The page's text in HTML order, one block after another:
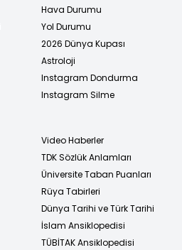
Hava Durumu
Yol Durumu
2026 Dünya Kupası
Astroloji
Instagram Dondurma
Instagram Silme
Video Haberler
TDK Sözlük Anlamları
Üniversite Taban Puanları
Rüya Tabirleri
Dünya Tarihi ve Türk Tarihi
İslam Ansiklopedisi
TÜBİTAK Ansiklopedisi